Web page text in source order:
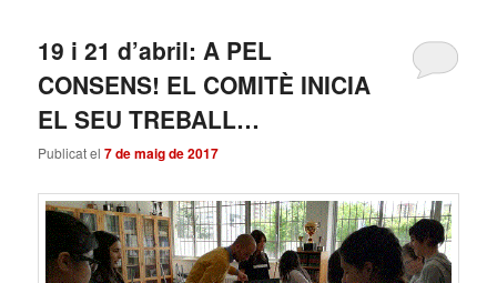
19 i 21 d’abril: A PEL
CONSENS! EL COMITÈ INICIA
EL SEU TREBALL…
Publicat el7 de maig de 2017